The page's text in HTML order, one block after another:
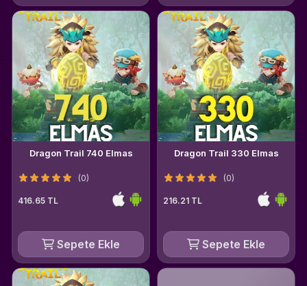
Dragon Trail 740 Elmas
(0)
416.65 TL
Sepete Ekle
Dragon Trail 330 Elmas
(0)
216.21 TL
Sepete Ekle